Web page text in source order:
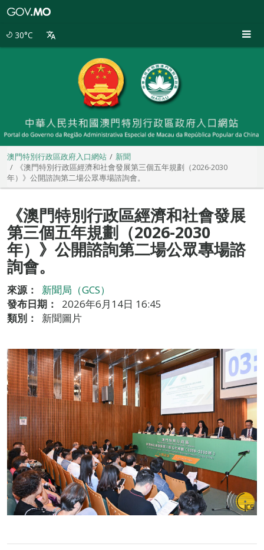
30°C
澳門特別行政區政府入口網站
新聞
《澳門特別行政區經濟和社會發展第三個五年規劃（2026-2030
年）》公開諮詢第二場公眾專場諮詢會。
《澳門特別行政區經濟和社會發展
第三個五年規劃（2026-2030
年）》公開諮詢第二場公眾專場諮
詢會。
來源：
新聞局（GCS）
發布日期：
2026年6月14日 16:45
類別：
新聞圖片